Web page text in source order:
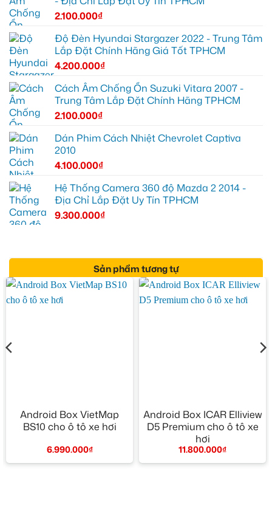
2.100.000₫
Độ Đèn Hyundai Stargazer 2022 - Trung Tâm
Lắp Đặt Chính Hãng Giá Tốt TPHCM
4.200.000₫
Cách Âm Chống Ồn Suzuki Vitara 2007 -
Trung Tâm Lắp Đặt Chính Hãng TPHCM
2.100.000₫
Dán Phim Cách Nhiệt Chevrolet Captiva
2010
4.100.000₫
Hệ Thống Camera 360 độ Mazda 2 2014 -
Địa Chỉ Lắp Đặt Uy Tín TPHCM
9.300.000₫
Sản phẩm tương tự
Android Box VietMap
BS10 cho ô tô xe hơi
6.990.000₫
Android Box ICAR Elliview
D5 Premium cho ô tô xe
hơi
11.800.000₫